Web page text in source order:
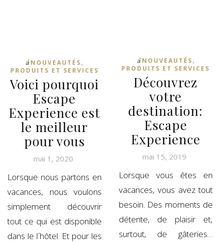
á NOUVEAUTÉS,
PRODUITS ET SERVICES
Voici pourquoi
Escape
Experience est
le meilleur
pour vous
mai 1, 2020
Lorsque nous partons en
vacances, nous voulons
simplement découvrir
tout ce qui est disponible
dans le l´hôtel. Et pour les
á NOUVEAUTÉS,
PRODUITS ET SERVICES
Découvrez
votre
destination:
Escape
Experience
mai 15, 2019
Lorsque vous êtes en
vacances, vous avez tout
besoin. Des moments de
détente, de plaisir et,
surtout, de gâteries…